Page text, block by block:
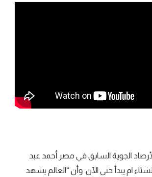
الجوية السابق في مصر أحمد عبد
ام يبدأ حتى الآن. وأن “العالم يشهد